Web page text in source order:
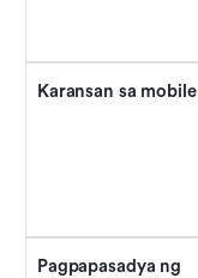
Karansan sa mobile
Pagpapasadya ng